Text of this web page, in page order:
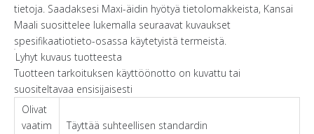
tietoja. Saadaksesi Maxi-äidin hyötyä tietolomakkeista, Kansai
Maali suosittelee lukemalla seuraavat kuvaukset
spesifikaatiotieto-osassa käytetyistä termeistä.
Lyhyt kuvaus tuotteesta
Tuotteen tarkoituksen käyttöönotto on kuvattu tai
suositeltavaa ensisijaisesti
Olivat
vaatim
Täyttää suhteellisen standardin